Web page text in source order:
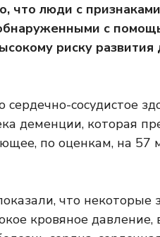
что люди с
с
риску
сердечно-сосудистое
деменции, которая
по оценкам, на 57
что некоторые
кровяное давление,